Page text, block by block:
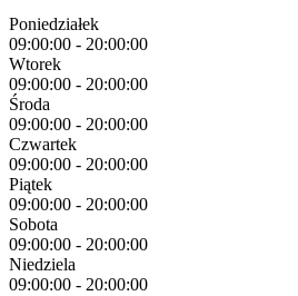
Poniedziałek
09:00:00 - 20:00:00
Wtorek
09:00:00 - 20:00:00
Środa
09:00:00 - 20:00:00
Czwartek
09:00:00 - 20:00:00
Piątek
09:00:00 - 20:00:00
Sobota
09:00:00 - 20:00:00
Niedziela
09:00:00 - 20:00:00